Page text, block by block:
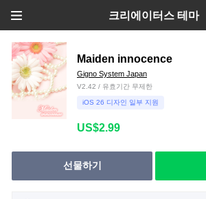
크리에이터스 테마
Maiden innocence
Gigno System Japan
V2.42 / 유효기간 무제한
iOS 26 디자인 일부 지원
US$2.99
선물하기